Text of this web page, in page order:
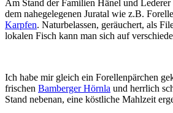
Am Stand der Familien Hänel und
dem nahegelegenen Juratal wie z.B.
Karpfen. Naturbelassen, geräuchert, als
lokalen Fisch kann man sich auf
Ich habe mir gleich ein Forellenpärchen
frischen Bamberger Hörnla und herrlich
Stand nebenan, eine köstliche Mahlzeit